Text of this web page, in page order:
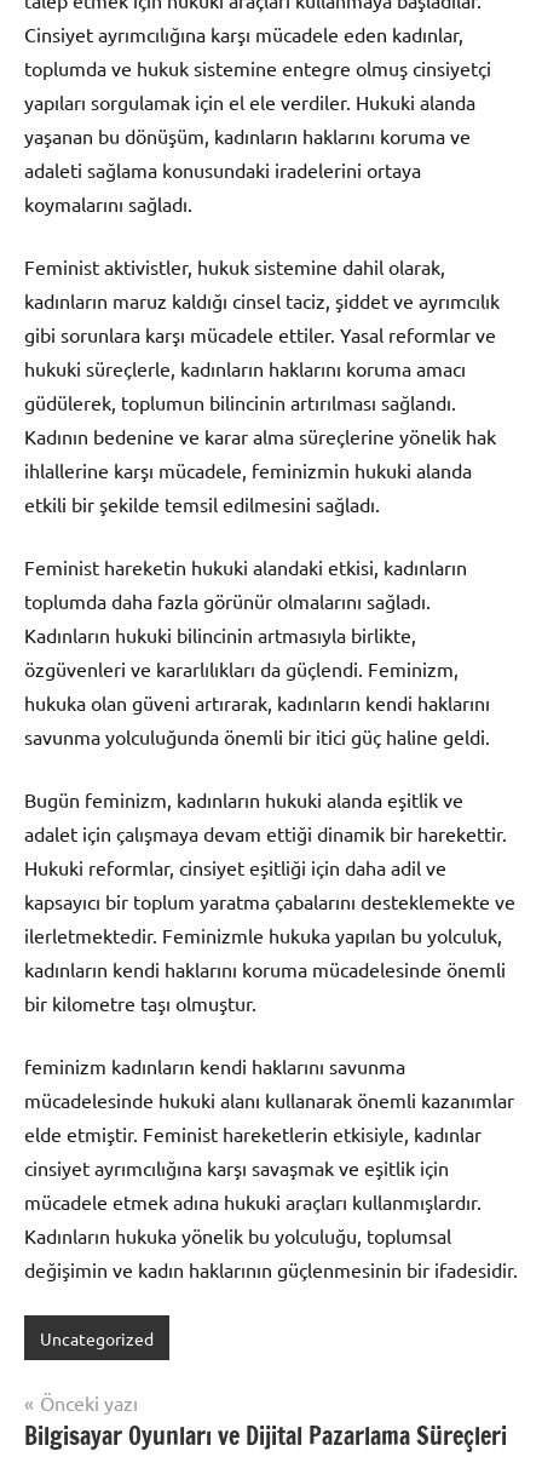
Cinsiyet ayrımcılığına karşı mücadele eden kadınlar,
toplumda ve hukuk sistemine entegre olmuş cinsiyetçi
yapıları sorgulamak için el ele verdiler. Hukuki alanda
yaşanan bu dönüşüm, kadınların haklarını koruma ve
adaleti sağlama konusundaki iradelerini ortaya
koymalarını sağladı.
Feminist aktivistler, hukuk sistemine dahil olarak,
kadınların maruz kaldığı cinsel taciz, şiddet ve ayrımcılık
gibi sorunlara karşı mücadele ettiler. Yasal reformlar ve
hukuki süreçlerle, kadınların haklarını koruma amacı
güdülerek, toplumun bilincinin artırılması sağlandı.
Kadının bedenine ve karar alma süreçlerine yönelik hak
ihlallerine karşı mücadele, feminizmin hukuki alanda
etkili bir şekilde temsil edilmesini sağladı.
Feminist hareketin hukuki alandaki etkisi, kadınların
toplumda daha fazla görünür olmalarını sağladı.
Kadınların hukuki bilincinin artmasıyla birlikte,
özgüvenleri ve kararlılıkları da güçlendi. Feminizm,
hukuka olan güveni artırarak, kadınların kendi haklarını
savunma yolculuğunda önemli bir itici güç haline geldi.
Bugün feminizm, kadınların hukuki alanda eşitlik ve
adalet için çalışmaya devam ettiği dinamik bir harekettir.
Hukuki reformlar, cinsiyet eşitliği için daha adil ve
kapsayıcı bir toplum yaratma çabalarını desteklemekte ve
ilerletmektedir. Feminizmle hukuka yapılan bu yolculuk,
kadınların kendi haklarını koruma mücadelesinde önemli
bir kilometre taşı olmuştur.
feminizm kadınların kendi haklarını savunma
mücadelesinde hukuki alanı kullanarak önemli kazanımlar
elde etmiştir. Feminist hareketlerin etkisiyle, kadınlar
cinsiyet ayrımcılığına karşı savaşmak ve eşitlik için
mücadele etmek adına hukuki araçları kullanmışlardır.
Kadınların hukuka yönelik bu yolculuğu, toplumsal
değişimin ve kadın haklarının güçlenmesinin bir ifadesidir.
Uncategorized
Yazı
gezinmesi
Önceki yazı
Bilgisayar Oyunları ve Dijital Pazarlama Süreçleri